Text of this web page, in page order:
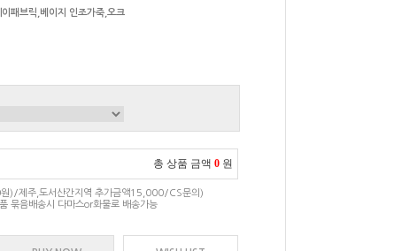
패브릭,베이지 인조가죽,오크
총 상품 금액 0 원
)/제주,도서산간지역 추가금액15,000/CS문의)
묶음배송시 다마스or화물로 배송가능